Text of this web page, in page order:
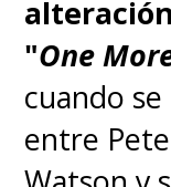
"One
cuando
entre